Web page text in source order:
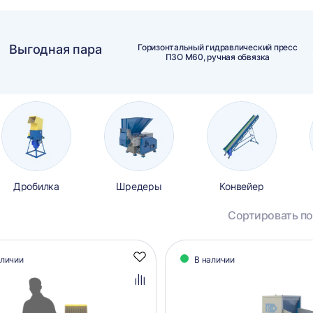
Выгодная пара
Горизонтальный гидравлический пресс
ПЗО М60, ручная обвязка
Дробилка Шредеры Конвейер
Сортировать
Добавить
в
избранное
Добавить
В наличии